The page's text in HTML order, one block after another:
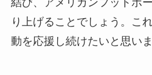
結び、アメリカンフットボ
り上げることでしょう。こ
動を応援し続けたいと思いま